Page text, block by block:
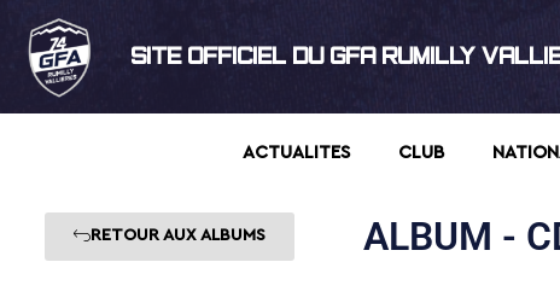
SITE OFFICIEL DU GFA RUMILLY
ACTUALITES CLUB
RETOUR AUX ALBUMS ALBUM -